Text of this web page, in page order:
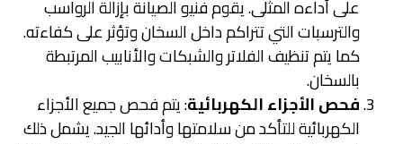
على أداءه المثلى. يقوم فنيو الصيانة بإزالة الرواسب
والترسبات التي تتراكم داخل السخان وتؤثر على كفاءته.
كما يتم تنظيف الفلاتر والشبكات والأنابيب المرتبطة
بالسخان.
فحص الأجزاء الكهربائية: يتم فحص جميع الأجزاء
الكهربائية للتأكد من سلامتها وأدائها الجيد. يشمل ذلك